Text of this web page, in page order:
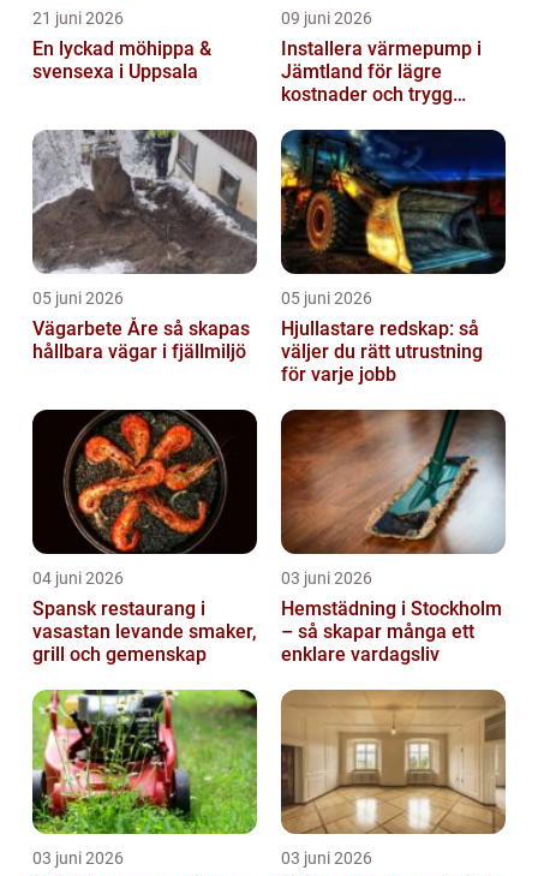
21 juni 2026
En lyckad möhippa &
svensexa i Uppsala
09 juni 2026
Installera värmepump i
Jämtland för lägre
kostnader och trygg
05 juni 2026
Vägarbete Åre så skapas
hållbara vägar i fjällmiljö
05 juni 2026
Hjullastare redskap: så
väljer du rätt utrustning
för varje jobb
04 juni 2026
Spansk restaurang i
vasastan levande smaker,
grill och gemenskap
03 juni 2026
Hemstädning i Stockholm
– så skapar många ett
enklare vardagsliv
03 juni 2026 03 juni 2026